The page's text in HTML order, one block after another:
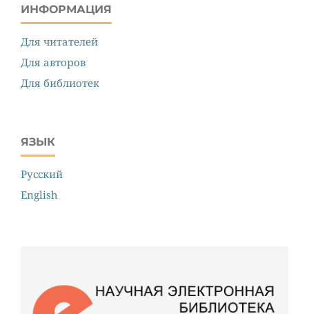
ИНФОРМАЦИЯ
Для читателей
Для авторов
Для библиотек
ЯЗЫК
Русский
English